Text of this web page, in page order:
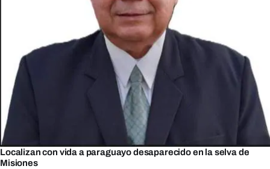
Localizan con vida a paraguayo desaparecido en la selva de
Misiones